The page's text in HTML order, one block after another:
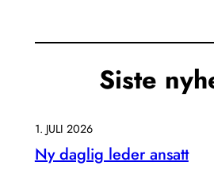
Siste
1. JULI 2026
Ny daglig leder ansatt